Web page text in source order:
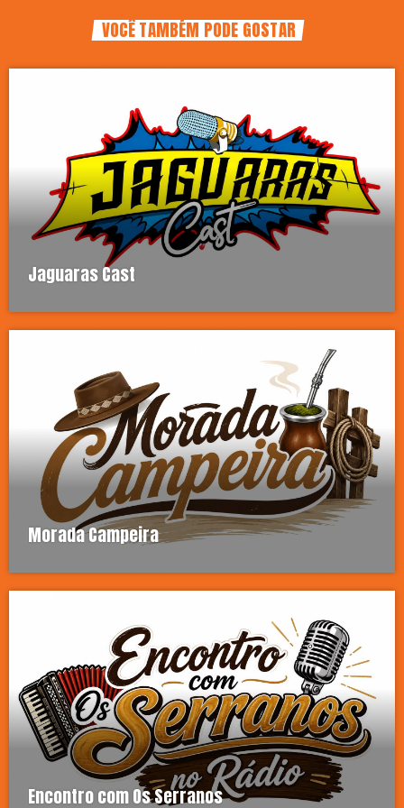
VOCÊ TAMBÉM PODE GOSTAR
Jaguaras Cast
Morada Campeira
Encontro com Os Serranos